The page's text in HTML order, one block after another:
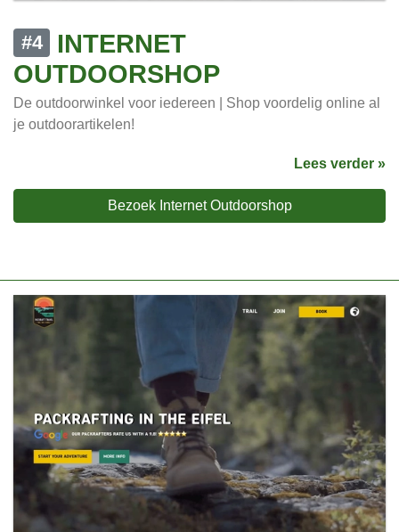
#4
INTERNET
OUTDOORSHOP
De outdoorwinkel voor iedereen | Shop voordelig online al
je outdoorartikelen!
Lees verder »
Bezoek Internet Outdoorshop